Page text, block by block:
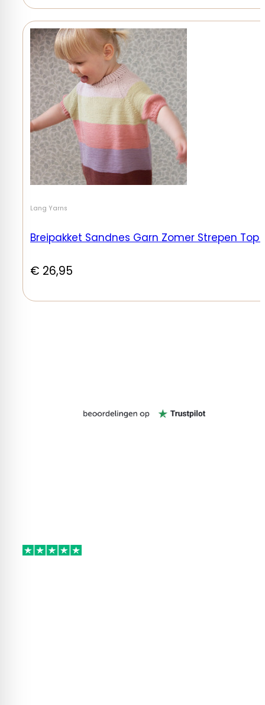
Lang Yarns
Breipakket Sandnes Garn Zomer Strepen
€ 26,95